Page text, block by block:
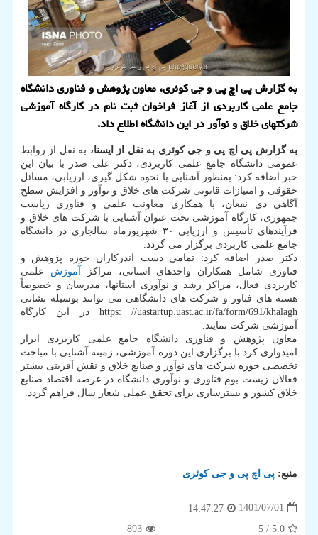
به گزارش پی اچ پی و جی کوئری، معاون پژوهش و فناوری دانشگاه
جامع علمی کاربردی از آغاز فراخوان ثبت نام در کارگاه آموزشی
شرکتهای خلاق و نوآور در این دانشگاه اطلاع داد.
به گزارش پی اچ پی و جی کوئری به نقل از ایسنا، به نقل از روابط
عمومی دانشگاه جامع علمی کاربردی، دکتر علی صدر با بیان این
خبر اضافه کرد: بمنظور آشنایی با نحوه شکل گیری، ارزیابی، مسائل
حقوقی و امتیازات قانونی شرکت های خلاق و نوآور و افزایش سطح
آگاهی ذی نفعان، با همکاری معاونت علمی و فناوری ریاست
جمهوری، کارگاه آموزشی تحت عنوان آشنایی با شرکت های خلاق و
فرآیندهای تأسیس و ارزیابی ۳۰ شهریورماه سالجاری در دانشگاه
جامع علمی کاربردی برگزار می گردد.
دکتر صدر اضافه کرد: تمامی دست اندرکاران حوزه پژوهش و
فناوری شامل همکاران واحدهای استانی، مراکز آموزش علمی
کاربردی فعال، مراکز رشد و نوآوری استانها، مدرسان و خصوصاً
هسته های فناور و شرکت های دانشگاهی می توانند بوسیله نشانی
https: //uastartup.uast.ac.ir/fa/form/691/khalagh در این کارگاه
آموزشی شرکت نمایند.
معاون پژوهش و فناوری دانشگاه جامع علمی کاربردی ابراز
امیدواری کرد با برگزاری این دوره آموزشی، زمینه آشنایی با مباحث
تخصصی حوزه شرکت های نوآور و صنایع خلاق و نقش آفرینی بیشتر
فعالان زیست بوم فناوری و نوآوری دانشگاه در عرصه اقتصاد صنایع
خلاق کشور و بسترسازی برای تحقق عملی شعار سال فراهم گردد.
منبع: پی اچ پی و جی كوئری
1401/07/01
14:47:27
5.0
/
5
893